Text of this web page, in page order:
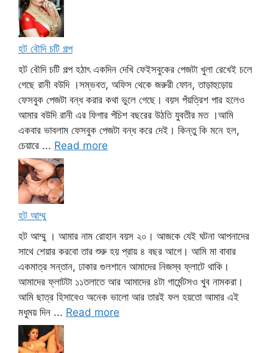
হট বৌদি চটি গল্প
হট বৌদি চটি গল্প হঠাৎ একদিন দেখি ফেইসবুকের পেজটা খুলা রেখেই চলে
গেছে রানী বউদি ।সম্ভবত, অফিস থেকে জরুরী ফোন, তাড়াহুড়োয়
ফেসবুক পেজটা বন্ধ করার কথা ভুলে গেছে। বয়স পঁয়ত্রিশ পার হলেও
আমার বউদি রানী এর ফিগার পঁচিশ বছরের উঠতি যুবতীর মত ।আমি
একবার ভাবলাম ফেসবুক পেজটা বন্ধ করে দেই। কিন্তু কি মনে হল,
চেয়ারে ... Read more
হট আম্মু
হট আম্মু । আমার নাম রোহান বয়স ২০। আজকে যেই ঘটনা আপনাদের
সাথে শেয়ার করবো তার শুরু হয় প্রায় ৪ বছর আগে। আমি মা বাবার
একমাত্র সন্তান, ঢাকার গুলশানে আমাদের নিজস্ব ফ্লাটে থাকি।
আমাদের ফ্লাটটা ১১তলাতে আর আমাদের ৪টা গার্মেন্টসও খুব নামকরা।
আমি ছাত্র হিসাবেও অনেক ভালো আর তারই ফল হয়তো আমার এই
মধুময় দিন ... Read more